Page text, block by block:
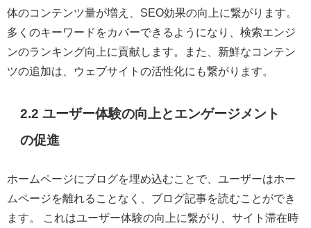
体のコンテンツ量が増え、SEO効果の向上に繋がります。
多くのキーワードをカバーできるようになり、検索エンジ
ンのランキング向上に貢献します。また、新鮮なコンテン
ツの追加は、ウェブサイトの活性化にも繋がります。
2.2 ユーザー体験の向上とエンゲージメント
の促進
ホームページにブログを埋め込むことで、ユーザーはホー
ムページを離れることなく、ブログ記事を読むことができ
ます。 これはユーザー体験の向上に繋がり、サイト滞在時